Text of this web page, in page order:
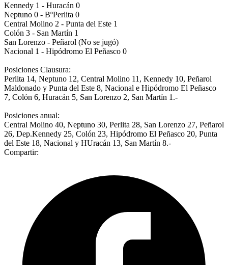
Kennedy 1 - Huracán 0
Neptuno 0 - BºPerlita 0
Central Molino 2 - Punta del Este 1
Colón 3 - San Martín 1
San Lorenzo - Peñarol (No se jugó)
Nacional 1 - Hipódromo El Peñasco 0
Posiciones Clausura:
Perlita 14, Neptuno 12, Central Molino 11, Kennedy 10, Peñarol
Maldonado y Punta del Este 8, Nacional e Hipódromo El Peñasco
7, Colón 6, Huracán 5, San Lorenzo 2, San Martín 1.-
Posiciones anual:
Central Molino 40, Neptuno 30, Perlita 28, San Lorenzo 27, Peñarol
26, Dep.Kennedy 25, Colón 23, Hipódromo El Peñasco 20, Punta
del Este 18, Nacional y HUracán 13, San Martín 8.-
Compartir: